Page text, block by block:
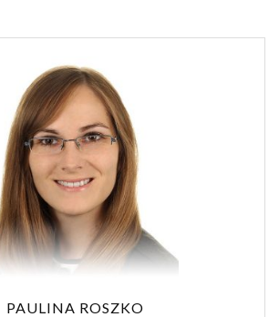
PAULINA ROSZKO